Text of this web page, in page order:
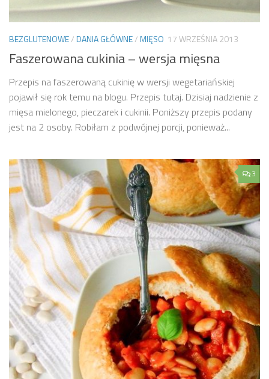
BEZGLUTENOWE/DANIA GŁÓWNE/MIĘSO 17 WRZEŚNIA 2013
Faszerowana cukinia – wersja mięsna
Przepis na faszerowaną cukinię w wersji wegetariańskiej
pojawił się rok temu na blogu. Przepis tutaj. Dzisiaj nadzienie z
mięsa mielonego, pieczarek i cukinii. Poniższy przepis podany
jest na 2 osoby. Robiłam z podwójnej porcji, ponieważ...
3